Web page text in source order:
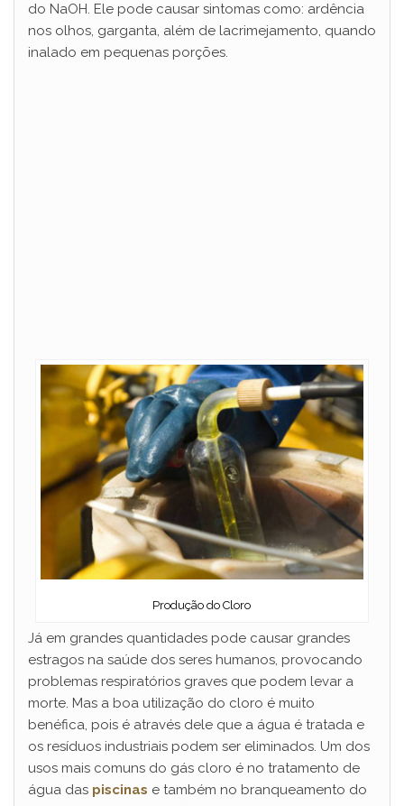
do NaOH. Ele pode causar sintomas como: ardência
nos olhos, garganta, além de lacrimejamento, quando
inalado em pequenas porções.
Produção do Cloro
Já em grandes quantidades pode causar grandes
estragos na saúde dos seres humanos, provocando
problemas respiratórios graves que podem levar a
morte. Mas a boa utilização do cloro é muito
benéfica, pois é através dele que a água é tratada e
os resíduos industriais podem ser eliminados. Um dos
usos mais comuns do gás cloro é no tratamento de
água das piscinas e também no branqueamento do